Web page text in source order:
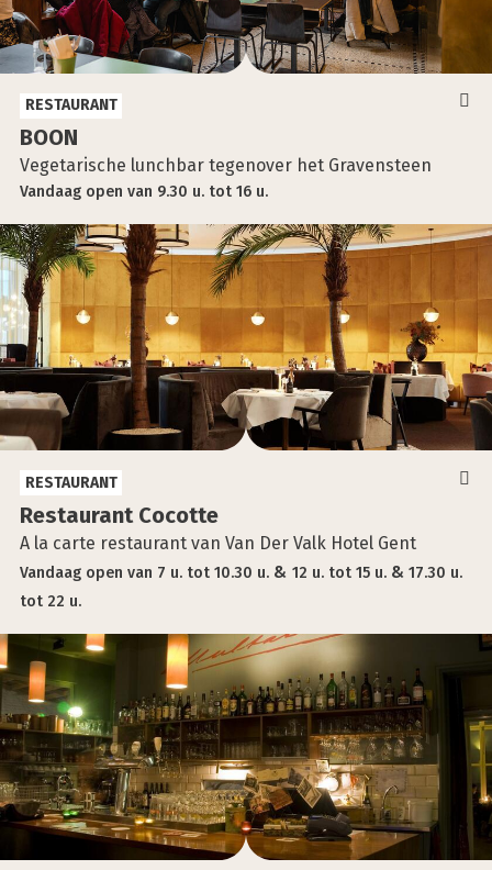
BOON
Vegetarische lunchbar tegenover het Gravensteen
RESTAURANT
Vandaag open van 9.30 u. tot 16 u.
Res­tau­rant Cocot­te
A la carte restaurant van Van Der Valk Hotel Gent
RESTAURANT
Vandaag open van 7 u. tot 10.30 u. 12 u. tot15 u.
17.30 u.
tot 22 u.